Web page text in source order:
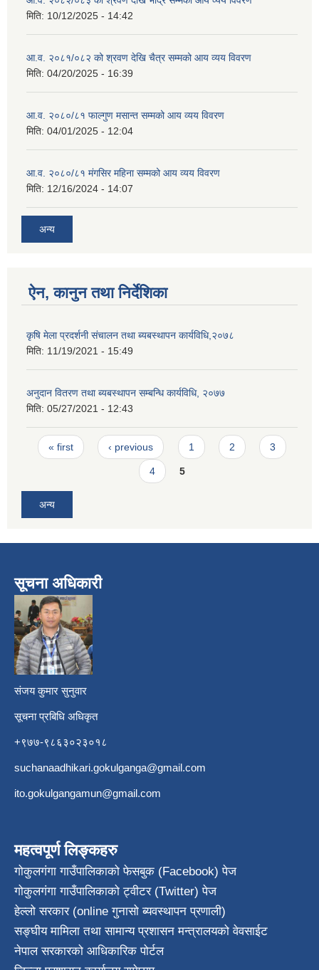
मिति: 10/12/2025 - 14:42
आ.व. २०८१/०८२ को श्रवण देखि चैत्र सम्मको आय व्यय विवरण
मिति: 04/20/2025 - 16:39
आ.व. २०८०/८१ फाल्गुण मसान्त सम्मको आय व्यय विवरण
मिति: 04/01/2025 - 12:04
आ.व. २०८०/८१ मंगसिर महिना सम्मको आय व्यय विवरण
मिति: 12/16/2024 - 14:07
अन्य
ऐन, कानुन तथा निर्देशिका
कृषि मेला प्रदर्शनी संचालन तथा ब्यबस्थापन कार्यविधि,२०७८
मिति: 11/19/2021 - 15:49
अनुदान वितरण तथा ब्यबस्थापन सम्बन्धि कार्यविधि, २०७७
मिति: 05/27/2021 - 12:43
Pages
« first ‹ previous 1 2 3
4 5
अन्य
सूचना अधिकारी
संजय कुमार सुनुवार
सूचना प्रबिधि अधिकृत
+९७७-९८६३०२३०१८
suchanaadhikari.gokulganga@gmail.com
ito.gokulgangamun@gmail.com
महत्वपूर्ण लिङ्कहरु
गोकुलगंगा गाउँपालिकाको फेसबुक (Facebook) पेज
गोकुलगंगा गाउँपालिकाको ट्वीटर (Twitter) पेज
हेल्लो सरकार (online गुनासो ब्यवस्थापन प्रणाली)
सङ्घीय मामिला तथा सामान्य प्रशासन मन्त्रालयको वेवसाईट
नेपाल सरकारको आधिकारिक पोर्टल